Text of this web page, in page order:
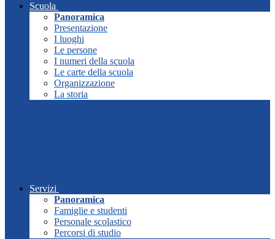
Scuola
Panoramica
Presentazione
I luoghi
Le persone
I numeri della scuola
Le carte della scuola
Organizzazione
La storia
Servizi
Panoramica
Famiglie e studenti
Personale scolastico
Percorsi di studio